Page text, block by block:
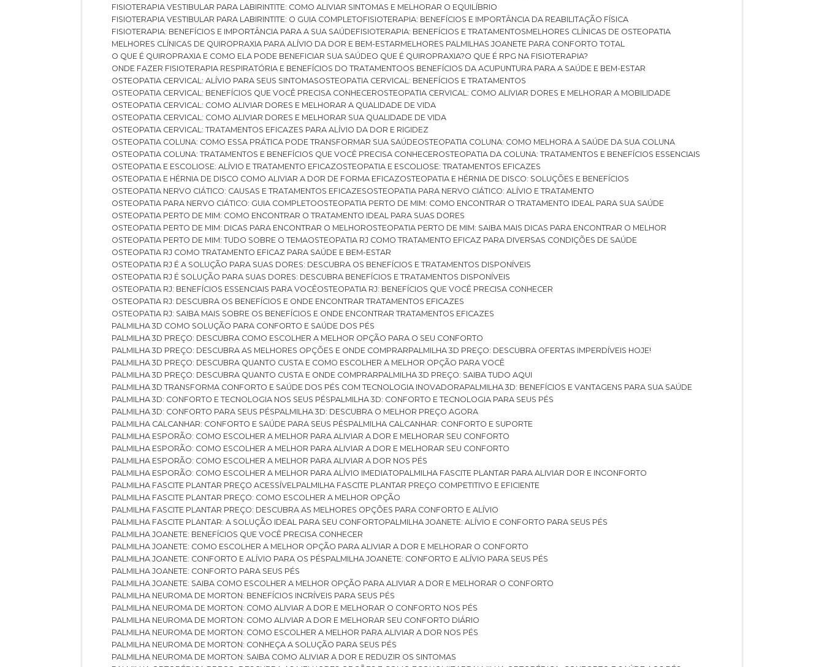
FISIOTERAPIA VESTIBULAR PARA LABIRINTITE: COMO ALIVIAR SINTOMAS E MELHORAR O EQUILÍBRIO
FISIOTERAPIA VESTIBULAR PARA LABIRINTITE: O GUIA COMPLETO
FISIOTERAPIA: BENEFÍCIOS E IMPORTÂNCIA DA REABILITAÇÃO FÍSICA
FISIOTERAPIA: BENEFÍCIOS E IMPORTÂNCIA PARA A SUA SAÚDE FISIOTERAPIA: BENEFÍCIOS E TRATAMENTOS
MELHORES CLÍNICAS DE OSTEOPATIA
MELHORES CLÍNICAS DE QUIROPRAXIA PARA ALÍVIO DA DOR E BEM-ESTAR
MELHORES PALMILHAS JOANETE PARA CONFORTO TOTAL
O QUE É QUIROPRAXIA E COMO ELA PODE BENEFICIAR SUA SAÚDE
O QUE É QUIROPRAXIA?
O QUE É RPG NA FISIOTERAPIA?
ONDE FAZER FISIOTERAPIA RESPIRATÓRIA E BENEFÍCIOS DO TRATAMENTO
OS BENEFÍCIOS DA ACUPUNTURA PARA A SAÚDE E BEM-ESTAR
OSTEOPATIA CERVICAL: ALÍVIO PARA SEUS SINTOMAS
OSTEOPATIA CERVICAL: BENEFÍCIOS E TRATAMENTOS
OSTEOPATIA CERVICAL: BENEFÍCIOS QUE VOCÊ PRECISA CONHECER
OSTEOPATIA CERVICAL: COMO ALIVIAR DORES E MELHORAR A MOBILIDADE
OSTEOPATIA CERVICAL: COMO ALIVIAR DORES E MELHORAR A QUALIDADE DE VIDA
OSTEOPATIA CERVICAL: COMO ALIVIAR DORES E MELHORAR SUA QUALIDADE DE VIDA
OSTEOPATIA CERVICAL: TRATAMENTOS EFICAZES PARA ALÍVIO DA DOR E RIGIDEZ
OSTEOPATIA COLUNA: COMO ESSA PRÁTICA PODE TRANSFORMAR SUA SAÚDE
OSTEOPATIA COLUNA: COMO MELHORA A SAÚDE DA SUA COLUNA
OSTEOPATIA COLUNA: TRATAMENTOS E BENEFÍCIOS QUE VOCÊ PRECISA CONHECER
OSTEOPATIA DA COLUNA: TRATAMENTOS E BENEFÍCIOS ESSENCIAIS
OSTEOPATIA E ESCOLIOSE: ALÍVIO E TRATAMENTO EFICAZ
OSTEOPATIA E ESCOLIOSE: TRATAMENTOS EFICAZES
OSTEOPATIA E HÉRNIA DE DISCO COMO ALIVIAR A DOR DE FORMA EFICAZ
OSTEOPATIA E HÉRNIA DE DISCO: SOLUÇÕES E BENEFÍCIOS
OSTEOPATIA NERVO CIÁTICO: CAUSAS E TRATAMENTOS EFICAZES
OSTEOPATIA PARA NERVO CIÁTICO: ALÍVIO E TRATAMENTO
OSTEOPATIA PARA NERVO CIÁTICO: GUIA COMPLETO
OSTEOPATIA PERTO DE MIM: COMO ENCONTRAR O TRATAMENTO IDEAL PARA SUA SAÚDE
OSTEOPATIA PERTO DE MIM: COMO ENCONTRAR O TRATAMENTO IDEAL PARA SUAS DORES
OSTEOPATIA PERTO DE MIM: DICAS PARA ENCONTRAR O MELHOR
OSTEOPATIA PERTO DE MIM: SAIBA MAIS DICAS PARA ENCONTRAR O MELHOR
OSTEOPATIA PERTO DE MIM: TUDO SOBRE O TEMA
OSTEOPATIA RJ COMO TRATAMENTO EFICAZ PARA DIVERSAS CONDIÇÕES DE SAÚDE
OSTEOPATIA RJ COMO TRATAMENTO EFICAZ PARA SAÚDE E BEM-ESTAR
OSTEOPATIA RJ É A SOLUÇÃO PARA SUAS DORES: DESCUBRA OS BENEFÍCIOS E TRATAMENTOS DISPONÍVEIS
OSTEOPATIA RJ É SOLUÇÃO PARA SUAS DORES: DESCUBRA BENEFÍCIOS E TRATAMENTOS DISPONÍVEIS
OSTEOPATIA RJ: BENEFÍCIOS ESSENCIAIS PARA VOCÊ
OSTEOPATIA RJ: BENEFÍCIOS QUE VOCÊ PRECISA CONHECER
OSTEOPATIA RJ: DESCUBRA OS BENEFÍCIOS E ONDE ENCONTRAR TRATAMENTOS EFICAZES
OSTEOPATIA RJ: SAIBA MAIS SOBRE OS BENEFÍCIOS E ONDE ENCONTRAR TRATAMENTOS EFICAZES
PALMILHA 3D COMO SOLUÇÃO PARA CONFORTO E SAÚDE DOS PÉS
PALMILHA 3D PREÇO: DESCUBRA COMO ESCOLHER A MELHOR OPÇÃO PARA O SEU CONFORTO
PALMILHA 3D PREÇO: DESCUBRA AS MELHORES OPÇÕES E ONDE COMPRAR
PALMILHA 3D PREÇO: DESCUBRA OFERTAS IMPERDÍVEIS HOJE!
PALMILHA 3D PREÇO: DESCUBRA QUANTO CUSTA E COMO ESCOLHER A MELHOR OPÇÃO PARA VOCÊ
PALMILHA 3D PREÇO: DESCUBRA QUANTO CUSTA E ONDE COMPRAR
PALMILHA 3D PREÇO: SAIBA TUDO AQUI
PALMILHA 3D TRANSFORMA CONFORTO E SAÚDE DOS PÉS COM TECNOLOGIA INOVADORA PALMILHA 3D: BENEFÍCIOS E VANTAGENS PARA SUA SAÚDE
PALMILHA 3D: CONFORTO E TECNOLOGIA NOS SEUS PÉS
PALMILHA 3D: CONFORTO E TECNOLOGIA PARA SEUS PÉS
PALMILHA 3D: CONFORTO PARA SEUS PÉS
PALMILHA 3D: DESCUBRA O MELHOR PREÇO AGORA
PALMILHA CALCANHAR: CONFORTO E SAÚDE PARA SEUS PÉS
PALMILHA CALCANHAR: CONFORTO E SUPORTE
PALMILHA ESPORÃO: COMO ESCOLHER A MELHOR PARA ALIVIAR A DOR E MELHORAR SEU CONFORTO
PALMILHA ESPORÃO: COMO ESCOLHER A MELHOR PARA ALIVIAR A DOR E MELHORAR SEU CONFORTO
PALMILHA ESPORÃO: COMO ESCOLHER A MELHOR PARA ALIVIAR A DOR NOS PÉS
PALMILHA ESPORÃO: COMO ESCOLHER A MELHOR PARA ALÍVIO IMEDIATO
PALMILHA FASCITE PLANTAR PARA ALIVIAR DOR E INCONFORTO
PALMILHA FASCITE PLANTAR PREÇO ACESSÍVEL PALMILHA FASCITE PLANTAR PREÇO COMPETITIVO E EFICIENTE
PALMILHA FASCITE PLANTAR PREÇO: COMO ESCOLHER A MELHOR OPÇÃO
PALMILHA FASCITE PLANTAR PREÇO: DESCUBRA AS MELHORES OPÇÕES PARA CONFORTO E ALÍVIO
PALMILHA FASCITE PLANTAR: A SOLUÇÃO IDEAL PARA SEU CONFORTO
PALMILHA JOANETE: ALÍVIO E CONFORTO PARA SEUS PÉS
PALMILHA JOANETE: BENEFÍCIOS QUE VOCÊ PRECISA CONHECER
PALMILHA JOANETE: COMO ESCOLHER A MELHOR OPÇÃO PARA ALIVIAR A DOR E MELHORAR O CONFORTO
PALMILHA JOANETE: CONFORTO E ALÍVIO PARA OS PÉS
PALMILHA JOANETE: CONFORTO E ALÍVIO PARA SEUS PÉS
PALMILHA JOANETE: CONFORTO PARA SEUS PÉS
PALMILHA JOANETE: SAIBA COMO ESCOLHER A MELHOR OPÇÃO PARA ALIVIAR A DOR E MELHORAR O CONFORTO
PALMILHA NEUROMA DE MORTON: BENEFÍCIOS INCRÍVEIS PARA SEUS PÉS
PALMILHA NEUROMA DE MORTON: COMO ALIVIAR A DOR E MELHORAR O CONFORTO NOS PÉS
PALMILHA NEUROMA DE MORTON: COMO ALIVIAR A DOR E MELHORAR SEU CONFORTO DIÁRIO
PALMILHA NEUROMA DE MORTON: COMO ESCOLHER A MELHOR PARA ALIVIAR A DOR NOS PÉS
PALMILHA NEUROMA DE MORTON: CONHEÇA A SOLUÇÃO PARA SEUS PÉS
PALMILHA NEUROMA DE MORTON: SAIBA COMO ALIVIAR A DOR E REDUZIR OS SINTOMAS